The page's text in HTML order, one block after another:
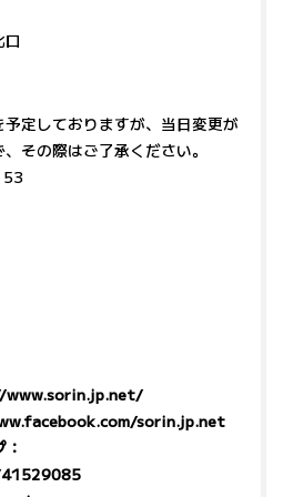
定しておりますが、当日変更が
その際はご了承ください。
53
sorin.jp.net